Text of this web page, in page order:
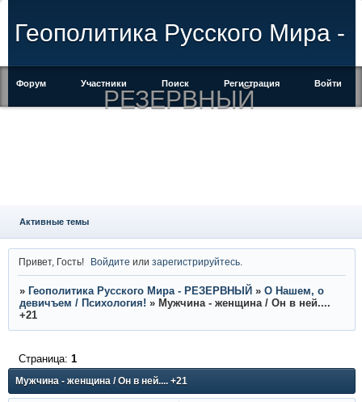
Геополитика Русского Мира -
РЕЗЕРВНЫЙ
Форум Участники Поиск Регистрация Войти
Активные темы
Привет, Гость! Войдите илизарегистрируйтесь
» Геополитика Русского Мира - РЕЗЕРВНЫЙ » О Нашем, о
девичъем / Психология! » Мужчина - женщина / Он в ней....
+21
Мужчина - женщина / Он в ней.... +21
Страница: 1